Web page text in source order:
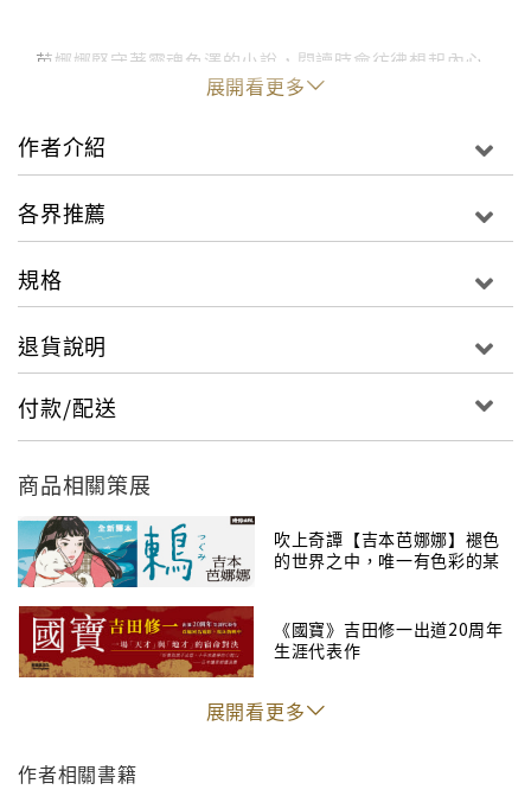
芭娜娜堅守著靈魂色澤的小說，閱讀時會彷彿想起內心
芭娜娜準確抓到年輕女性閱讀時的思緒，讀著本書讓人
有想要哭的心情，充斥著不安，生命的輪廓已逐漸模
動的靈魂尋求光明……，像是都會生活中若無其事發生
在身旁的故事，讓你重新回想起幾乎要忘卻的內心騷
明……。
《王國vol.2悲痛、失去事物的影子，以及魔法》宛如是
娜娜小說中最初的光輝依舊閃耀著。
展開看更多
作者介紹
各界推薦
規格
退貨說明
付款/配送
商品相關策展
吹上奇譚【吉本芭娜娜】褪色
的世界之中，唯一有色彩的某
《國寶》吉田修一出道20周年
生涯代表作
展開看更多
作者相關書籍